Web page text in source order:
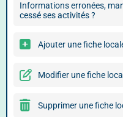
Informations erronées,
cessé ses activités ?
Ajouter une fiche
Modifier une fiche
Supprimer une fiche